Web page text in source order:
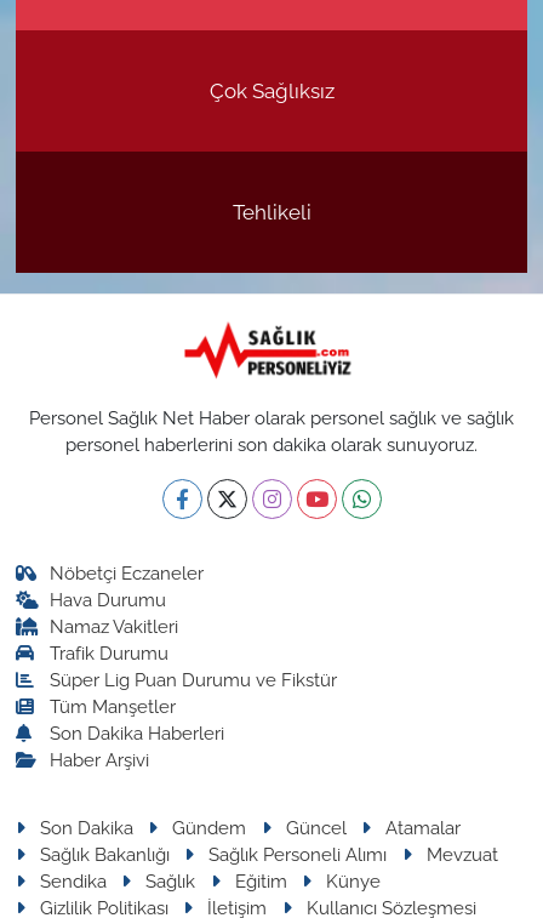
Çok Sağlıksız
Tehlikeli
Personel Sağlık Net Haber olarak personel sağlık ve sağlık
personel haberlerini son dakika olarak sunuyoruz.
Nöbetçi Eczaneler
Hava Durumu
Namaz Vakitleri
Trafik Durumu
Süper Lig Puan Durumu ve Fikstür
Tüm Manşetler
Son Dakika Haberleri
Haber Arşivi
Son Dakika Gündem Güncel
Atamalar
Sağlık Bakanlığı
Sağlık Personeli Alımı
Mevzuat
Sendika
Sağlık Eğitim
Künye
Gizlilik Politikası
İletişim Kullanıcı Sözleşmesi